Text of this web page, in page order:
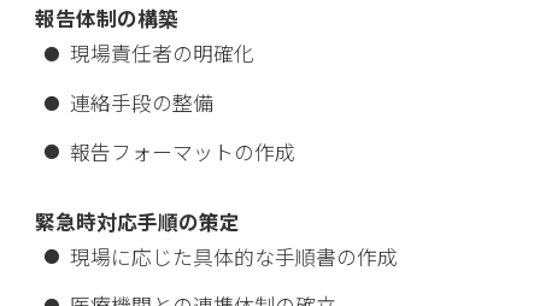
報告体制の構築
現場責任者の明確化
連絡手段の整備
報告フォーマットの作成
緊急時対応手順の策定
現場に応じた具体的な手順書の作成